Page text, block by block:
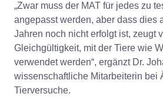
„Zwar muss der MAT für jedes zu
angepasst werden, aber dass dies
Jahren noch nicht erfolgt ist, zeugt
Gleichgültigkeit, mit der Tiere wie
verwendet werden“, ergänzt Dr.
wissenschaftliche Mitarbeiterin bei
Tierversuche.